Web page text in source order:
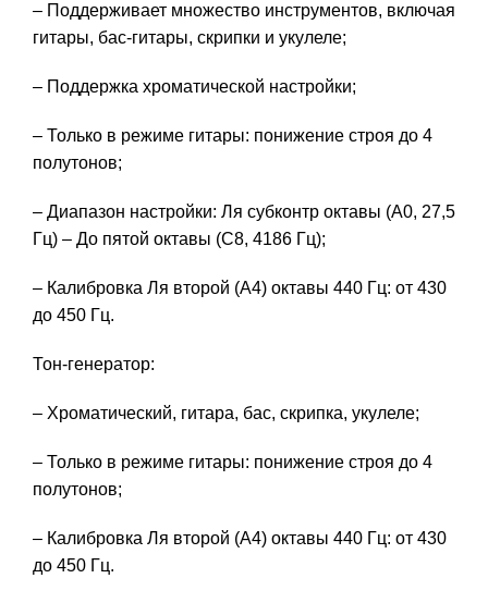
– Поддерживает множество инструментов, включая
гитары, бас-гитары, скрипки и укулеле;
– Поддержка хроматической настройки;
– Только в режиме гитары: понижение строя до 4
полутонов;
– Диапазон настройки: Ля субконтр октавы (A0, 27,5
Гц) – До пятой октавы (С8, 4186 Гц);
– Калибровка Ля второй (А4) октавы 440 Гц: от 430
до 450 Гц.
Тон-генератор:
– Хроматический, гитара, бас, скрипка, укулеле;
– Только в режиме гитары: понижение строя до 4
полутонов;
– Калибровка Ля второй (А4) октавы 440 Гц: от 430
до 450 Гц.